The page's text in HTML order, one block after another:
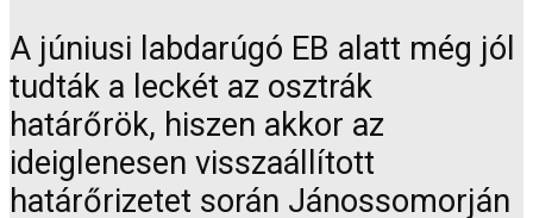
A júniusi labdarúgó EB alatt még jól
tudták a leckét az osztrák
határőrök, hiszen akkor az
ideiglenesen visszaállított
határőrizetet során Jánossomorján